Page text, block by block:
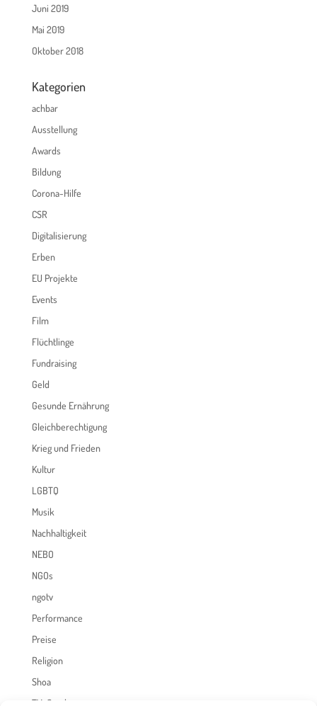
Juni 2019
Mai 2019
Oktober 2018
Kategorien
achbar
Ausstellung
Awards
Bildung
Corona-Hilfe
CSR
Digitalisierung
Erben
EU Projekte
Events
Film
Flüchtlinge
Fundraising
Geld
Gesunde Ernährung
Gleichberechtigung
Krieg und Frieden
Kultur
LGBTQ
Musik
Nachhaltigkeit
NEBO
NGOs
ngotv
Performance
Preise
Religion
Shoa
TV-Sendungen